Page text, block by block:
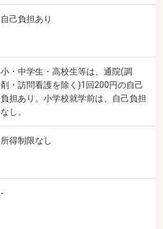
自己負担あり
小・中学生・高校生等は、通院(調
剤・訪問看護を除く)1回200円の自己
負担あり。小学校就学前は、自己負担
なし。
所得制限なし
-